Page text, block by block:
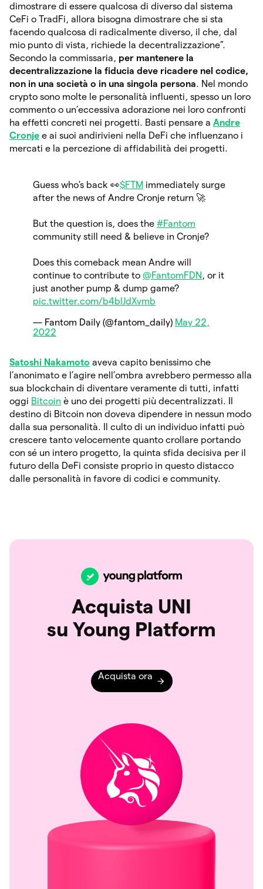
dimostrare di essere qualcosa di diverso dal sistema
CeFi o TradFi, allora bisogna dimostrare che si sta
facendo qualcosa di radicalmente diverso, il che, dal
mio punto di vista, richiede la decentralizzazione”.
Secondo la commissaria, per mantenere la
decentralizzazione la fiducia deve ricadere nel codice,
non in una società o in una singola persona. Nel mondo
crypto sono molte le personalità influenti, spesso un loro
commento o un’eccessiva adorazione nei loro confronti
ha effetti concreti nei progetti. Basti pensare a Andre
Cronje e ai suoi andirivieni nella DeFi che influenzano i
mercati e la percezione di affidabilità dei progetti.
Guess who's back 👀$FTM immediately surge
after the news of Andre Cronje return 🚀
But the question is, does the #Fantom
community still need & believe in Cronje?
Does this comeback mean Andre will
continue to contribute to @FantomFDN , or it
just another pump & dump game?
pic.twitter.com/b4blJdXvmb
— Fantom Daily (@fantom_daily) May 22,
2022
Satoshi Nakamoto aveva capito benissimo che
l’anonimato e l’agire nell’ombra avrebbero permesso alla
sua blockchain di diventare veramente di tutti, infatti
oggi Bitcoin è uno dei progetti più decentralizzati. Il
destino di Bitcoin non doveva dipendere in nessun modo
dalla sua personalità. Il culto di un individuo infatti può
crescere tanto velocemente quanto crollare portando
con sé un intero progetto, la quinta sfida decisiva per il
futuro della DeFi consiste proprio in questo distacco
dalle personalità in favore di codici e community.
Acquista UNI
su Young Platform
Acquista ora